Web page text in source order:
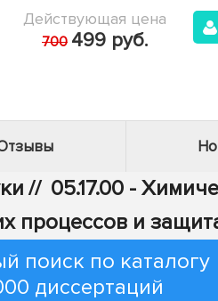
Действующая цена
700 499 руб.
// 05.17.00 -
процессов и
поиск по каталогу
диссертаций